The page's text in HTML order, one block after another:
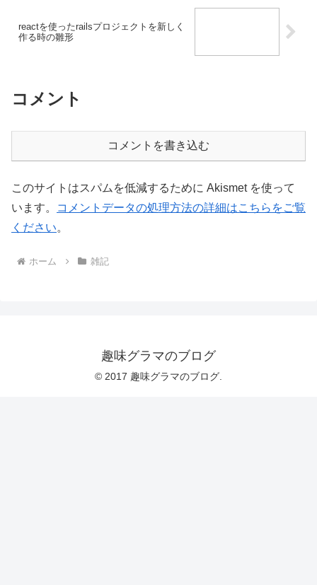
reactを使ったrailsプロジェクトを新しく
作る時の雛形
コメント
コメントを書き込む
このサイトはスパムを低減するために Akismet を使って
います。
コメントデータの処理方法の詳細はこちらをご覧
ください。
ホーム 雑記
趣味グラマのブログ
© 2017 趣味グラマのブログ.